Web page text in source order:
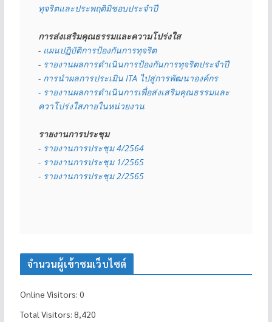
ทุจริตและประพฤติมิชอบประจำปี
การส่งเสริมคุณธรรมและความโปร่งใส
- แผนปฏิบัติการป้องกันการทุจริต
- รายงานผลการดำเนินการป้องกันการทุจริตประจำปี
- การนำผลการประเมิน ITA ไปสู่การพัฒนาองค์กร
- รายงานผลการดำเนินการเพื่อส่งเสริมคุณธรรมและ
ควาโปร่งใสภายในหน่วยงาน
รายงานการประชุม
- รายงานการประชุม 4/2564
- รายงานการประชุม 1/2565
- รายงานการประชุม 2/2565
จำนวนผู้เข้าชมเว็บไซต์
Online Visitors: 0
Total Visitors: 8,420